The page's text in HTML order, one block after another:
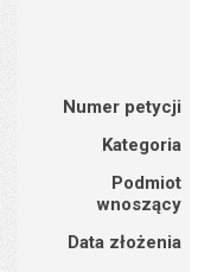
Numer petycji
Kategoria
Podmiot
wnoszący
Data złożenia